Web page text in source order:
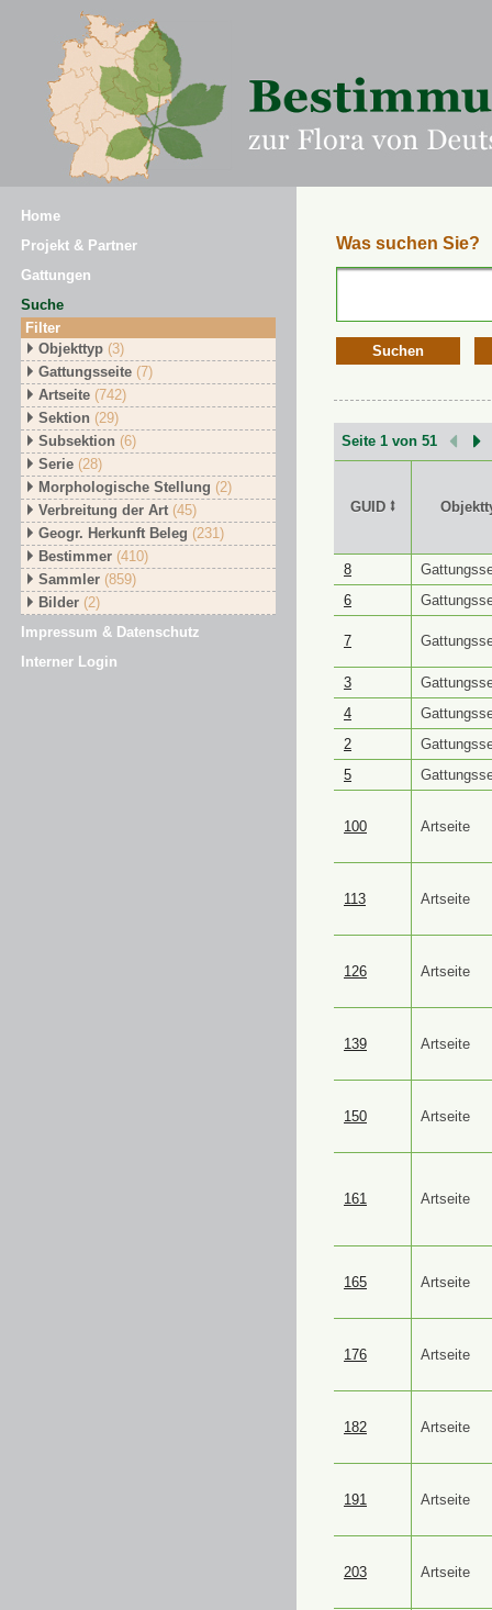
Home
Projekt & Partner
Gattungen
Suche
Filter
Objekttyp (3)
Gattungsseite (7)
Artseite (742)
Sektion (29)
Subsektion (6)
Serie (28)
Morphologische Stellung (2)
Verbreitung der Art (45)
Geogr. Herkunft Beleg (231)
Bestimmer (410)
Sammler (859)
Bilder (2)
Impressum & Datenschutz
Interner Login
Was suchen Sie?
Suchen
Seite 1 von 51
GUID ⭥
GUID ⭥
8
6
7
3
4
2
5
100 Artseite
113 Artseite
126 Artseite
139 Artseite
150 Artseite
161 Artseite
165 Artseite
176 Artseite
182 Artseite
191 Artseite
203 Artseite